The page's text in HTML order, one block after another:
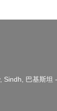
巴基斯坦 - 卡